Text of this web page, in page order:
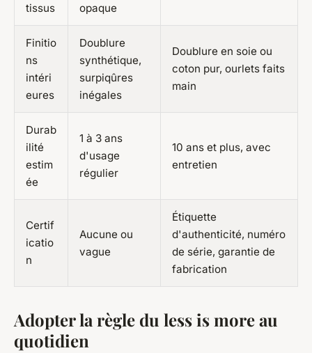
tissus
opaque
Finitio
ns
intéri
eures
Doublure
synthétique,
surpiqûres
inégales
Doublure en soie ou
coton pur, ourlets faits
main
Durab
ilité
estim
ée
1 à 3 ans
d'usage
régulier
10 ans et plus, avec
entretien
Certif
icatio
n
Aucune ou
vague
Étiquette
d'authenticité, numéro
de série, garantie de
fabrication
Adopter la règle du less is more au
quotidien